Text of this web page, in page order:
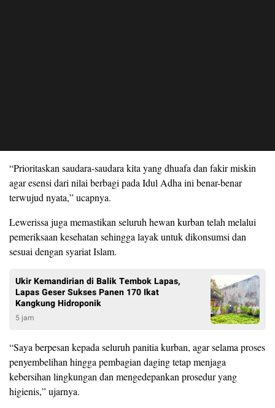
“Prioritaskan saudara-saudara kita yang dhuafa dan fakir miskin
agar esensi dari nilai berbagi pada Idul Adha ini benar-benar
terwujud nyata,” ucapnya.
Lewerissa juga memastikan seluruh hewan kurban telah melalui
pemeriksaan kesehatan sehingga layak untuk dikonsumsi dan
sesuai dengan syariat Islam.
Ukir Kemandirian di Balik Tembok Lapas,
Lapas Geser Sukses Panen 170 Ikat
Kangkung Hidroponik
5 jam
“Saya berpesan kepada seluruh panitia kurban, agar selama proses
penyembelihan hingga pembagian daging tetap menjaga
kebersihan lingkungan dan mengedepankan prosedur yang
higienis,” ujarnya.